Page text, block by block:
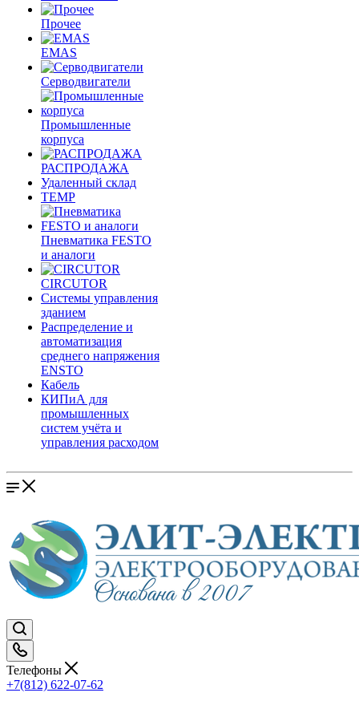
Прочее
EMAS
Cерводвигатели
Промышленные
корпуса
РАСПРОДАЖА
Удаленный склад
TEMP
Пневматика FESTO
и аналоги
CIRCUTOR
Системы управления
зданием
Распределение и
автоматизация
среднего напряжения
ENSTO
Кабель
КИПиА для
промышленных
систем учёта и
управления расходом
Телефоны
+7(812) 622-07-62